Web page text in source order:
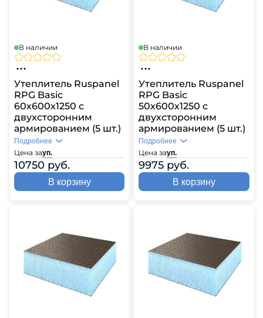
В наличии
Утеплитель Ruspanel
RPG Basic
60х600х1250 с
двухсторонним
армированием (5 шт.)
Цена зауп.
10750 руб.
Подробнее
В корзину
В наличии
Утеплитель Ruspanel
RPG Basic
50х600х1250 с
двухсторонним
армированием (5 шт.)
Цена зауп.
9975 руб.
Подробнее
В корзину